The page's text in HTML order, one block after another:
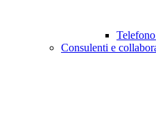
Consulenti e